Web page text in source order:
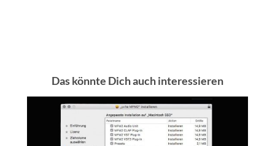
Das könnte Dich auch interessieren